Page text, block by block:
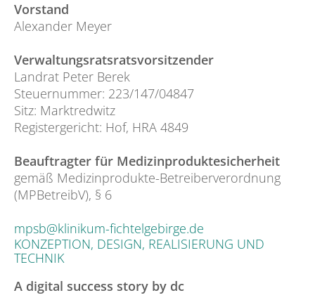
Vorstand
Alexander Meyer
Verwaltungsratsratsvorsitzender
Landrat Peter Berek
Steuernummer: 223/147/04847
Sitz: Marktredwitz
Registergericht: Hof, HRA 4849
Beauftragter für Medizinproduktesicherheit
gemäß Medizinprodukte-Betreiberverordnung
(MPBetreibV), § 6
mpsb@klinikum-fichtelgebirge.de
KONZEPTION, DESIGN, REALISIERUNG UND
TECHNIK
A digital success story by dc